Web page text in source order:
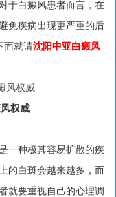
于白癜风患者而言，在
免疾病出现更严重的后
面就请沈阳中亚白癜风
权威
一种极其容易扩散的疾
的白斑会越来越多，而
就要重视自己的心理调